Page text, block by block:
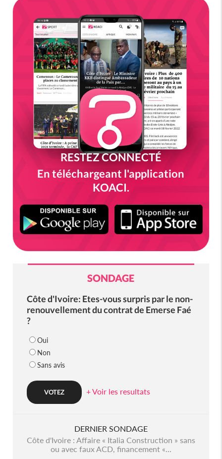
RESTEZ CONNECTÉ
En téléchargeant l'application
KOACI.
SONDAGE
Côte d'Ivoire: Etes-vous surpris par le non-
renouvellement du contrat de Emerse Faé
?
Oui
Non
Sans avis
+ Voir les resultats
DERNIER SONDAGE
Côte d'Ivoire : Affaire « Italia Construction » sans
ou avec faux ACD, financement «...